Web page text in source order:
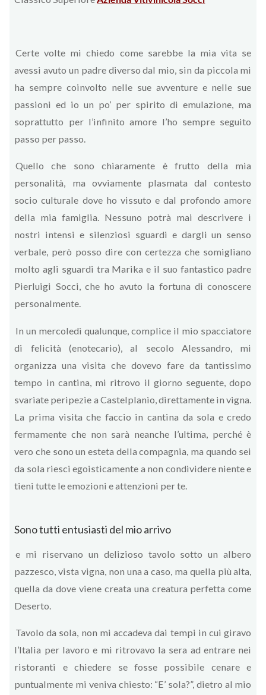
Certe volte mi chiedo come sarebbe la mia vita se
avessi avuto un padre diverso dal mio, sin da piccola mi
ha sempre coinvolto nelle sue avventure e nelle sue
passioni ed io un po’ per spirito di emulazione, ma
soprattutto per l’infinito amore l’ho sempre seguito
passo per passo.
Quello che sono chiaramente è frutto della mia
personalità, ma ovviamente plasmata dal contesto
socio culturale dove ho vissuto e dal profondo amore
della mia famiglia. Nessuno potrà mai descrivere i
nostri intensi e silenziosi sguardi e dargli un senso
verbale, però posso dire con certezza che somigliano
molto agli sguardi tra Marika e il suo fantastico padre
Pierluigi Socci, che ho avuto la fortuna di conoscere
personalmente.
In un mercoledì qualunque, complice il mio spacciatore
di felicità (enotecario), al secolo Alessandro, mi
organizza una visita che dovevo fare da tantissimo
tempo in cantina, mi ritrovo il giorno seguente, dopo
svariate peripezie a Castelplanio, direttamente in vigna.
La prima visita che faccio in cantina da sola e credo
fermamente che non sarà neanche l’ultima, perché è
vero che sono un esteta della compagnia, ma quando sei
da sola riesci egoisticamente a non condividere niente e
tieni tutte le emozioni e attenzioni per te.
Sono tutti entusiasti del mio arrivo
e mi riservano un delizioso tavolo sotto un albero
pazzesco, vista vigna, non una a caso, ma quella più alta,
quella da dove viene creata una creatura perfetta come
Deserto.
Tavolo da sola, non mi accadeva dai tempi in cui giravo
l’Italia per lavoro e mi ritrovavo la sera ad entrare nei
ristoranti e chiedere se fosse possibile cenare e
puntualmente mi veniva chiesto: “E’ sola?”, dietro al mio